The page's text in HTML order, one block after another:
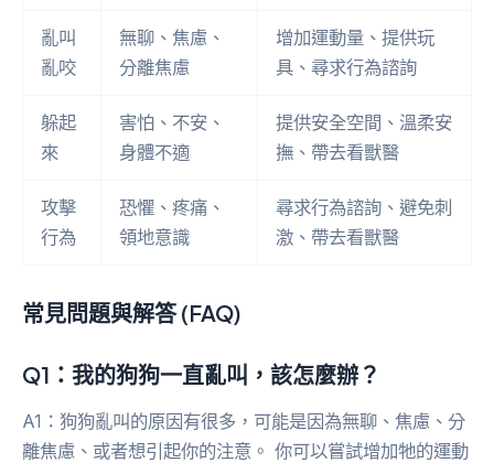
亂叫
亂咬
無聊、焦慮、
分離焦慮
增加運動量、提供玩
具、尋求行為諮詢
躲起
來
害怕、不安、
身體不適
提供安全空間、溫柔安
撫、帶去看獸醫
攻擊
行為
恐懼、疼痛、
領地意識
尋求行為諮詢、避免刺
激、帶去看獸醫
常見問題與解答 (FAQ)
Q1：我的狗狗一直亂叫，該怎麼辦？
A1：狗狗亂叫的原因有很多，可能是因為無聊、焦慮、分
離焦慮、或者想引起你的注意。 你可以嘗試增加牠的運動